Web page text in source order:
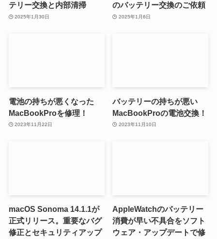
テリー交換と内部清掃
2025年1月30日
のバッテリー交換のご依頼
2025年1月6日
電池の持ちが悪くなった
MacBookProを修理！
2023年11月22日
バッテリーの持ちが悪い
MacBookProの電池交換！
2023年11月10日
macOS Sonoma 14.1.1が
正式リリース。重要なバグ
修正とセキュリティアップ
AppleWatchのバッテリー
消費が早い不具合をソフト
ウェア・アップデートで修